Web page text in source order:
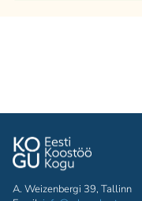
A. Weizenbergi 39, Tallinn